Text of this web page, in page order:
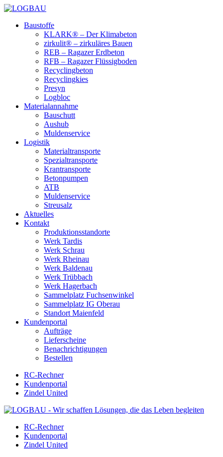
Baustoffe
KLARK® – Der Klimabeton
zirkulit® – zirkuläres Bauen
REB – Ragazer Erdbeton
RFB – Ragazer Flüssigboden
Recyclingbeton
Recyclingkies
Presyn
Logbloc
Materialannahme
Bauschutt
Aushub
Muldenservice
Logistik
Materialtransporte
Spezialtransporte
Krantransporte
Betonpumpen
ATB
Muldenservice
Streusalz
Aktuelles
Kontakt
Produktionsstandorte
Werk Tardis
Werk Schrau
Werk Rheinau
Werk Baldenau
Werk Trübbach
Werk Hagerbach
Sammelplatz Fuchsenwinkel
Sammelplatz IG Oberau
Standort Maienfeld
Kundenportal
Aufträge
Lieferscheine
Benachrichtigungen
Bestellen
RC-Rechner
Kundenportal
Zindel United
RC-Rechner
Kundenportal
Zindel United